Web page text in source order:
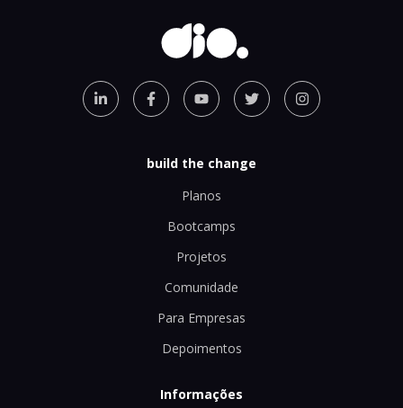
build the change
Planos
Bootcamps
Projetos
Comunidade
Para Empresas
Depoimentos
Informações